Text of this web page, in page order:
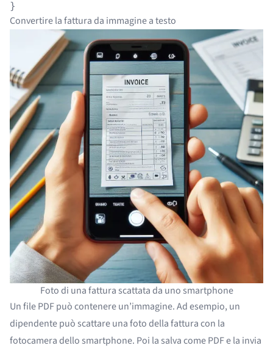
Convertire la fattura da immagine a testo
Foto di una fattura scattata da uno smartphone
Un file PDF può contenere un’immagine. Ad esempio, un
dipendente può scattare una foto della fattura con la
fotocamera dello smartphone. Poi la salva come PDF e la invia